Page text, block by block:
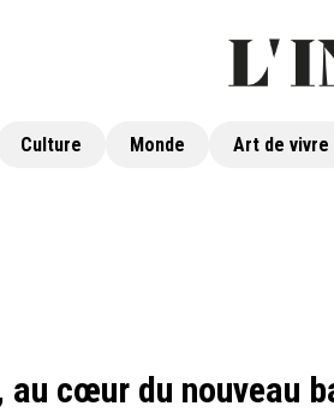
Culture Monde Art de vivre
au cœur du nouveau